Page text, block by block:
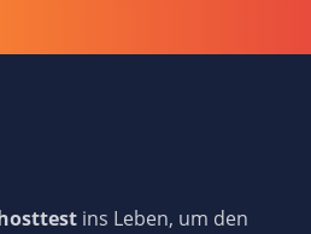
ins Leben, um den